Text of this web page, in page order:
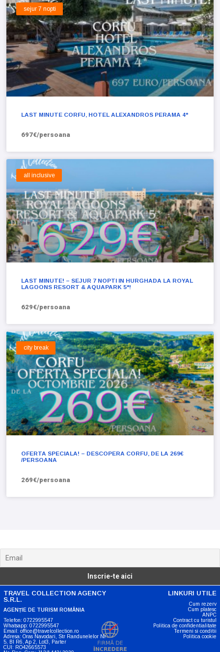
sejur 7 nopti
LAST MINUTE CORFU, HOTEL ALEXANDROS PERAMA 4*
697€/persoana
all inclusive
LAST MINUTE! – SEJUR 7 NOPTI IN HURGHADA LA ROYAL
LAGOONS RESORT & AQUAPARK 5*!
629€/persoana
city break
OFERTA SPECIALA! – DESCOPERA CORFU, DE LA 269€
/PERSOANA
269€/persoana
TRAVEL COLLECTION AGENCY
S.R.L.
AGENȚIE DE TURISM ROMÂNIA
Telefon: 0722995547
Whatsapp: 0722995547
Email: office@travelcollection.ro
Adresa: Oras Navodari, Str Randunelelor Nr
5, Bl R6, Ap 2, Lot3, Parter
CUI: RO42665573
LINKURI UTILE
Cum rezerv
Cum platesc
ANPC
Contract cu turistul
Politica de confidentialitate
Termeni si conditii
Politica cookie